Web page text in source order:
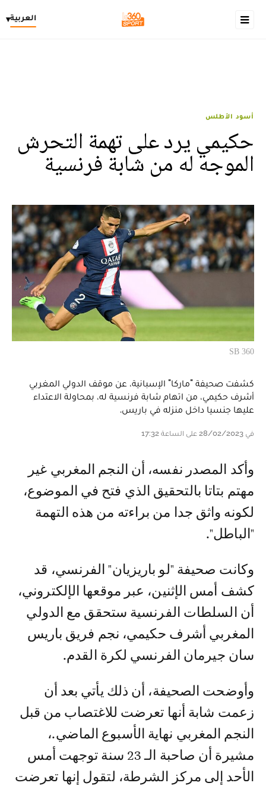
العربية▾
أسود الأطلس
حكيمي يرد على تهمة التحرش
الموجه له من شابة فرنسية
SB 360
كشفت صحيفة "ماركا" الإسبانية، عن موقف الدولي المغربي
أشرف حكيمي، من اتهام شابة فرنسية له، بمحاولة الاعتداء
عليها جنسيا داخل منزله في باريس.
في 28/02/2023 على الساعة 17:32
وأكد المصدر نفسه، أن النجم المغربي غير
مهتم بتاتا بالتحقيق الذي فتح في الموضوع،
لكونه واثق جدا من براءته من هذه التهمة
"الباطل".
وكانت صحيفة "لو باريزيان" الفرنسي، قد
كشف أمس الإثنين، عبر موقعها الإلكتروني،
أن السلطات الفرنسية ستحقق مع الدولي
المغربي أشرف حكيمي، نجم فريق باريس
سان جيرمان الفرنسي لكرة القدم.
وأوضحت الصحيفة، أن ذلك يأتي بعد أن
زعمت شابة أنها تعرضت للاغتصاب من قبل
النجم المغربي نهاية الأسبوع الماضي.،
مشيرة أن صاحبة الـ 23 سنة توجهت أمس
الأحد إلى مركز الشرطة، لتقول إنها تعرضت